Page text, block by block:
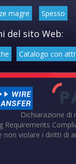
magre Spesso
del sito Web:
Catalogo con
Dichiarazione
Requirements
non violare i diritti di